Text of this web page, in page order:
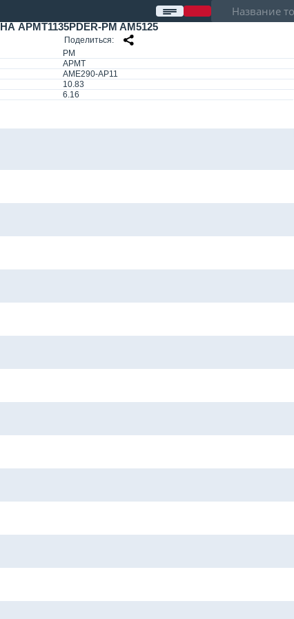
PM AM5125
Поделиться
PM
APMT
AME290-AP11
10.83
6.16